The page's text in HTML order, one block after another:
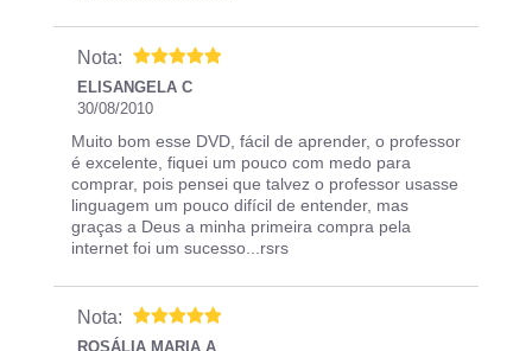
Nota:
ELISANGELA C
30/08/2010
Muito bom esse DVD, fácil de aprender, o professor
é excelente, fiquei um pouco com medo para
comprar, pois pensei que talvez o professor usasse
linguagem um pouco difícil de entender, mas
graças a Deus a minha primeira compra pela
internet foi um sucesso...rsrs
Nota:
ROSÁLIA MARIA A